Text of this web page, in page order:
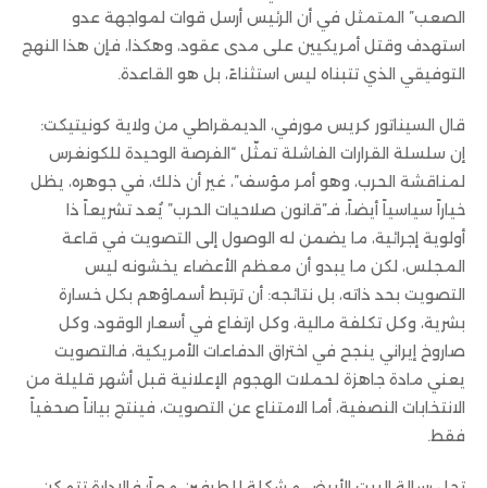
الصعب” المتمثل في أن الرئيس أرسل قوات لمواجهة عدو
استهدف وقتل أمريكيين على مدى عقود، وهكذا، فإن هذا النهج
التوفيقي الذي تتبناه ليس استثناءً، بل هو القاعدة.
قال السيناتور كريس مورفي، الديمقراطي من ولاية كونيتيكت:
إن سلسلة القرارات الفاشلة تمثّل “الفرصة الوحيدة للكونغرس
لمناقشة الحرب، وهو أمر مؤسف”، غير أن ذلك، في جوهره، يظل
خياراً سياسياً أيضاً، فـ”قانون صلاحيات الحرب” يُعد تشريعاً ذا
أولوية إجرائية، ما يضمن له الوصول إلى التصويت في قاعة
المجلس، لكن ما يبدو أن معظم الأعضاء يخشونه ليس
التصويت بحد ذاته، بل نتائجه: أن ترتبط أسماؤهم بكل خسارة
بشرية، وكل تكلفة مالية، وكل ارتفاع في أسعار الوقود، وكل
صاروخ إيراني ينجح في اختراق الدفاعات الأمريكية، فالتصويت
يعني مادة جاهزة لحملات الهجوم الإعلانية قبل أشهر قليلة من
الانتخابات النصفية، أما الامتناع عن التصويت، فينتج بياناً صحفياً
فقط.